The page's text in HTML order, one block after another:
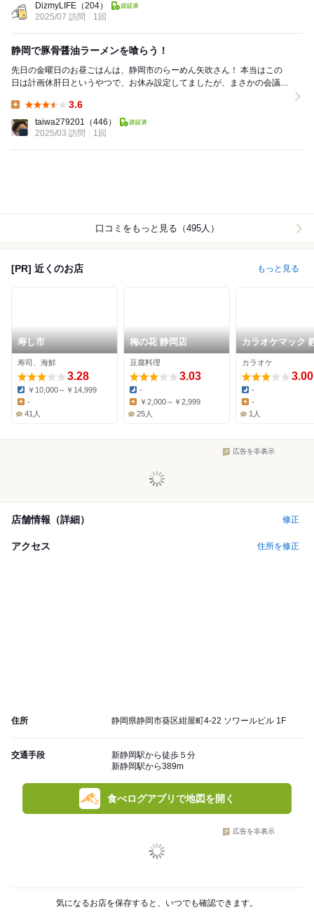
DizmyLIFE （204）
2025/07 訪問
1回
静岡で豚骨醤油ラーメンを喰らう！
先日の金曜日のお昼ごはんは、静岡市のらーめん矢吹さん！ 本当はこの
日は計画休肝日というやつで、お休み設定してましたが、まさかの会議の
3.6
taiwa279201 （446）
2025/03 訪問
1回
口コミをもっと見る（495人）
[PR] 近くのお店 もっと見る
寿し市
寿司、海鮮
3.28
Dinner:
￥10,000～￥14,999
Lunch:
-
41人
梅の花 静岡店
豆腐料理
3.03
Dinner:
-
Lunch:
￥2,000～￥2,999
25人
カラオケマック
両替町店
カラオケ
3.00
Dinner:
-
Lunch:
-
1人
広告を非表示
店舗情報（詳細） 修正
アクセス 住所を修正
住所 静岡県静岡市葵区紺屋町4-22 ソワールビル 1F
交通手段
新静岡駅から徒歩５分
新静岡駅から389m
食べログアプリで地図を開く
広告を非表示
気になるお店を保存すると、いつでも確認できます。